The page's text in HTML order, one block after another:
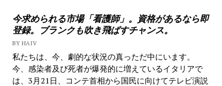
今求められる市場「看護師」。資格があるなら即
登録。ブランクも吹き飛ばすチャンス。
BY HAIV
私たちは、今、劇的な状況の真っただ中にいます。
今、感染者及び死者が爆発的に増えているイタリアで
は、3月21日、コンテ首相から国民に向けてテレビ演説